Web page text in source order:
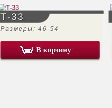
Т-33
Размеры: 46-54
В корзину